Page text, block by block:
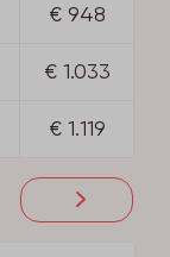
€ 948
€ 1.033
€ 1.119